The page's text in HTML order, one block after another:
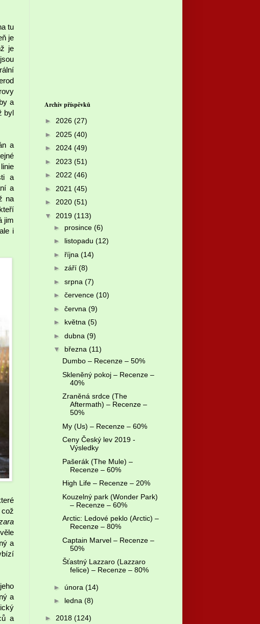
tu
je
je
a
byl
a
a
a
na
jim
i
a
a
a
Archiv příspěvků
► 2026 (27)
► 2025 (40)
► 2024 (49)
► 2023 (51)
► 2022 (46)
► 2021 (45)
► 2020 (51)
▼ 2019 (113)
► prosince (6)
► listopadu (12)
► října (14)
► září (8)
► srpna (7)
► července (10)
► června (9)
► května (5)
► dubna (9)
▼ března (11)
Dumbo – Recenze – 50%
Skleněný pokoj – Recenze –
40%
Zraněná srdce (The
Aftermath) – Recenze –
50%
My (Us) – Recenze – 60%
Ceny Český lev 2019 -
Výsledky
Pašerák (The Mule) –
Recenze – 60%
High Life – Recenze – 20%
Kouzelný park (Wonder Park)
– Recenze – 60%
Arctic: Ledové peklo (Arctic) –
Recenze – 80%
Captain Marvel – Recenze –
50%
Šťastný Lazzaro (Lazzaro
felice) – Recenze – 80%
► února (14)
► ledna (8)
► 2018 (124)